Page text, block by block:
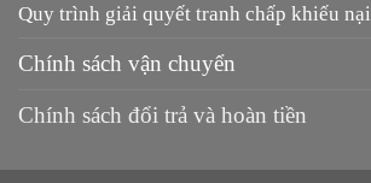
Quy trình giải quyết tranh chấp khiếu nại
Chính sách vận chuyển
Chính sách đổi trả và hoàn tiền